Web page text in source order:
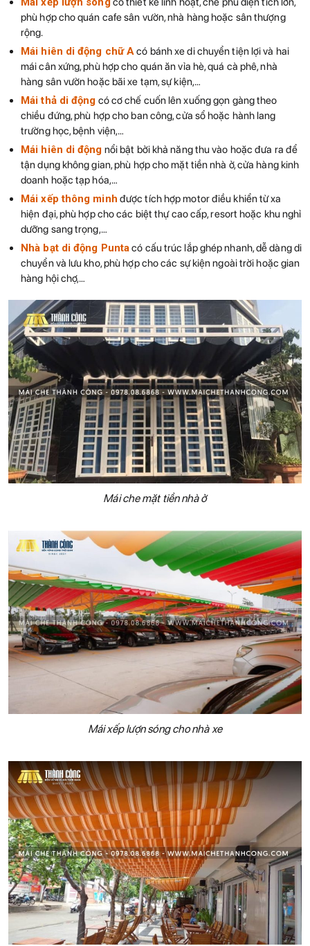
phù hợp cho quán cafe sân vườn, nhà hàng hoặc sân thượng
rộng.
Mái hiên di động chữ Acó bánh xe di chuyển tiện lợi và hai
mái cân xứng, phù hợp cho quán ăn vỉa hè, quá cà phê, nhà
hàng sân vườn hoặc bãi xe tạm, sự kiện,…
Mái thả di động có cơ chế cuốn lên xuống gọn gàng theo
chiều đứng, phù hợp cho ban công, cửa sổ hoặc hành lang
trường học, bệnh viện,…
Mái hiên di động nổi bật bởi khả năng thu vào hoặc đưa ra để
tận dụng không gian, phù hợp cho mặt tiền nhà ở, cửa hàng kinh
doanh hoặc tạp hóa,…
Mái xếp thông minh được tích hợp motor điều khiển từ xa
hiện đại, phù hợp cho các biệt thự cao cấp, resort hoặc khu nghỉ
dưỡng sang trọng,…
Nhà bạt di động Puntacó cấu trúc lắp ghép nhanh, dễ dàng di
chuyển và lưu kho, phù hợp cho các sự kiện ngoài trời hoặc gian
hàng hội chợ,…
Mái che mặt tiền nhà ở
Mái xếp lượn sóng cho nhà xe